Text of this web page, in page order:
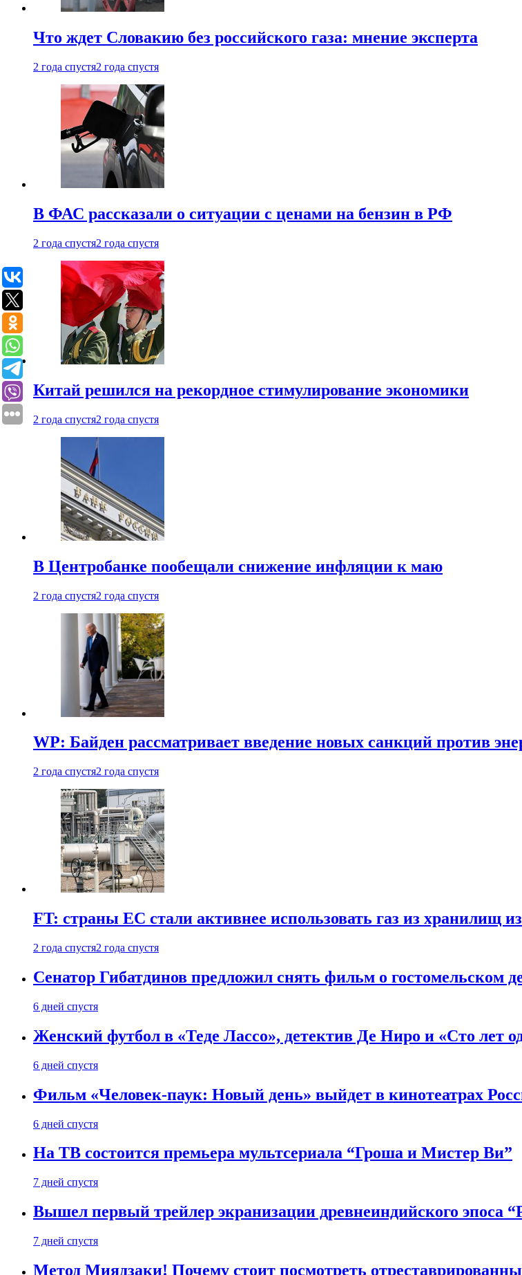
Что ждет Словакию без российского газа: мнение эксперта
2 года спустя2 года спустя
В ФАС рассказали о ситуации с ценами на бензин в РФ
2 года спустя2 года спустя
Китай решился на рекордное стимулирование экономики
2 года спустя2 года спустя
В Центробанке пообещали снижение инфляции к маю
2 года спустя2 года спустя
WP: Байден рассматривает введение новых санкций против
2 года спустя2 года спустя
FT: страны ЕС стали активнее использовать газ из хранилищ
2 года спустя2 года спустя
Сенатор Гибатдинов предложил снять фильм о гостомельском
6 дней спустя
Женский футбол в «Теде Лассо», детектив Де Ниро и «Сто лет
6 дней спустя
Фильм «Человек-паук: Новый день» выйдет в кинотеатрах
6 дней спустя
На ТВ состоится премьера мультсериала “Гроша и Мистер Ви”
7 дней спустя
Вышел первый трейлер экранизации древнеиндийского эпоса
7 дней спустя
Метод Миядзаки! Почему стоит посмотреть